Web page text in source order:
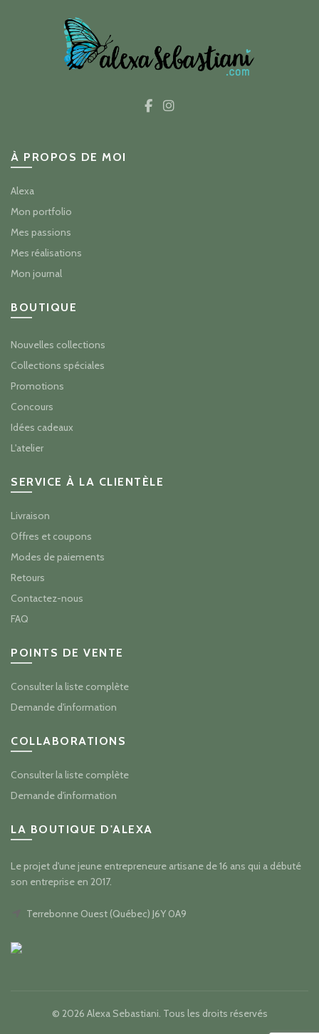
À PROPOS DE MOI
Alexa
Mon portfolio
Mes passions
Mes réalisations
Mon journal
BOUTIQUE
Nouvelles collections
Collections spéciales
Promotions
Concours
Idées cadeaux
L'atelier
SERVICE À LA CLIENTÈLE
Livraison
Offres et coupons
Modes de paiements
Retours
Contactez-nous
FAQ
POINTS DE VENTE
Consulter la liste complète
Demande d'information
COLLABORATIONS
Consulter la liste complète
Demande d'information
LA BOUTIQUE D'ALEXA
Le projet d'une jeune entrepreneure artisane de 16 ans qui a débuté
son entreprise en 2017.
Terrebonne Ouest (Québec) J6Y 0A9
© 2026 Alexa Sebastiani. Tous les droits réservés